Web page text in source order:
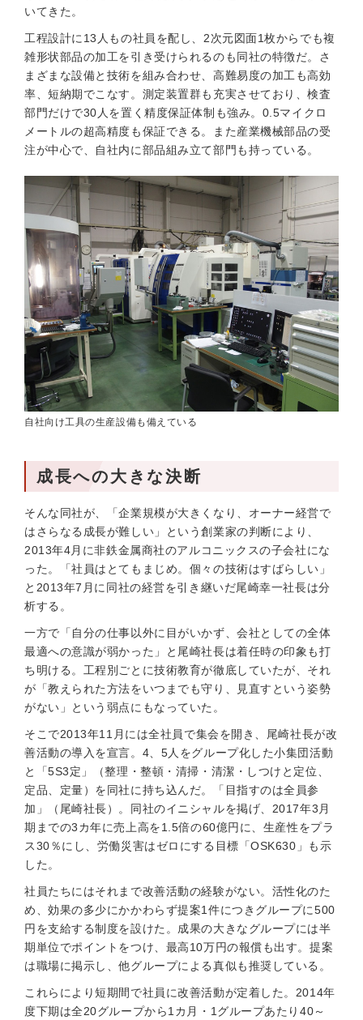
いてきた。
工程設計に13人もの社員を配し、2次元図面1枚からでも複
雑形状部品の加工を引き受けられるのも同社の特徴だ。さ
まざまな設備と技術を組み合わせ、高難易度の加工も高効
率、短納期でこなす。測定装置群も充実させており、検査
部門だけで30人を置く精度保証体制も強み。0.5マイクロ
メートルの超高精度も保証できる。また産業機械部品の受
注が中心で、自社内に部品組み立て部門も持っている。
自社向け工具の生産設備も備えている
成長への大きな決断
そんな同社が、「企業規模が大きくなり、オーナー経営で
はさらなる成長が難しい」という創業家の判断により、
2013年4月に非鉄金属商社のアルコニックスの子会社にな
った。「社員はとてもまじめ。個々の技術はすばらしい」
と2013年7月に同社の経営を引き継いだ尾崎幸一社長は分
析する。
一方で「自分の仕事以外に目がいかず、会社としての全体
最適への意識が弱かった」と尾崎社長は着任時の印象も打
ち明ける。工程別ごとに技術教育が徹底していたが、それ
が「教えられた方法をいつまでも守り、見直すという姿勢
がない」という弱点にもなっていた。
そこで2013年11月には全社員で集会を開き、尾崎社長が改
善活動の導入を宣言。4、5人をグループ化した小集団活動
と「5S3定」（整理・整頓・清掃・清潔・しつけと定位、
定品、定量）を同社に持ち込んだ。「目指すのは全員参
加」（尾崎社長）。同社のイニシャルを掲げ、2017年3月
期までの3カ年に売上高を1.5倍の60億円に、生産性をプラ
ス30％にし、労働災害はゼロにする目標「OSK630」も示
した。
社員たちにはそれまで改善活動の経験がない。活性化のた
め、効果の多少にかかわらず提案1件につきグループに500
円を支給する制度を設けた。成果の大きなグループには半
期単位でポイントをつけ、最高10万円の報償も出す。提案
は職場に掲示し、他グループによる真似も推奨している。
これらにより短期間で社員に改善活動が定着した。2014年
度下期は全20グループから1カ月・1グループあたり40～